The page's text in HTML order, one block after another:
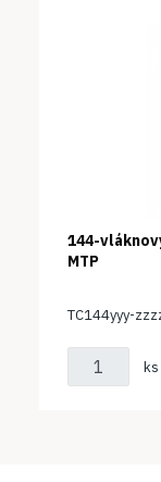
144-
MTP
TC144yyy-
ks